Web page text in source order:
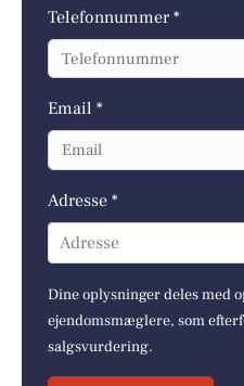
Telefonnummer *
Email *
Adresse *
Adresse
Dine oplysninger deles med
ejendomsmæglere, som
salgsvurdering.